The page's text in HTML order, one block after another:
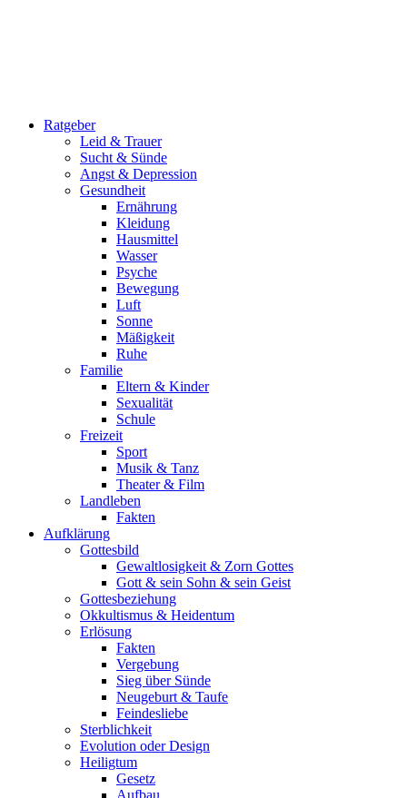
Ratgeber
Leid & Trauer
Sucht & Sünde
Angst & Depression
Gesundheit
Ernährung
Kleidung
Hausmittel
Wasser
Psyche
Bewegung
Luft
Sonne
Mäßigkeit
Ruhe
Familie
Eltern & Kinder
Sexualität
Schule
Freizeit
Sport
Musik & Tanz
Theater & Film
Landleben
Fakten
Aufklärung
Gottesbild
Gewaltlosigkeit & Zorn Gottes
Gott & sein Sohn & sein Geist
Gottesbeziehung
Okkultismus & Heidentum
Erlösung
Fakten
Vergebung
Sieg über Sünde
Neugeburt & Taufe
Feindesliebe
Sterblichkeit
Evolution oder Design
Heiligtum
Gesetz
Aufbau